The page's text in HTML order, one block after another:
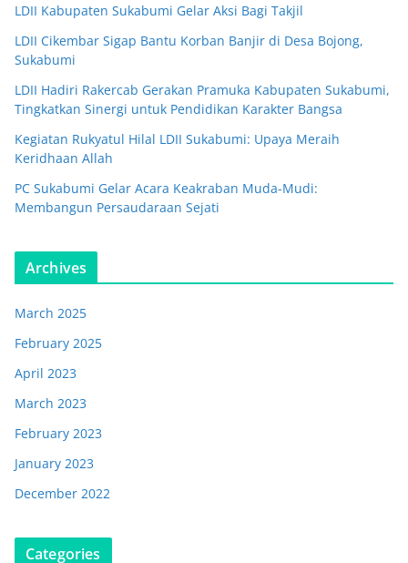
LDII Kabupaten Sukabumi Gelar Aksi Bagi Takjil
LDII Cikembar Sigap Bantu Korban Banjir di Desa Bojong,
Sukabumi
LDII Hadiri Rakercab Gerakan Pramuka Kabupaten Sukabumi,
Tingkatkan Sinergi untuk Pendidikan Karakter Bangsa
Kegiatan Rukyatul Hilal LDII Sukabumi: Upaya Meraih
Keridhaan Allah
PC Sukabumi Gelar Acara Keakraban Muda-Mudi:
Membangun Persaudaraan Sejati
Archives
March 2025
February 2025
April 2023
March 2023
February 2023
January 2023
December 2022
Categories